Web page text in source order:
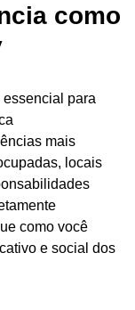
como
essencial para
mais
locais
como você
e social dos